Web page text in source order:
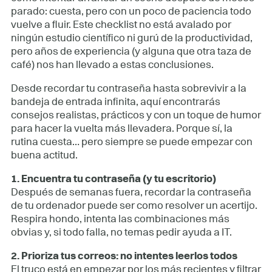
parado: cuesta, pero con un poco de paciencia todo
vuelve a fluir. Este checklist no está avalado por
ningún estudio científico ni gurú de la productividad,
pero años de experiencia (y alguna que otra taza de
café) nos han llevado a estas conclusiones.
Desde recordar tu contraseña hasta sobrevivir a la
bandeja de entrada infinita, aquí encontrarás
consejos realistas, prácticos y con un toque de humor
para hacer la vuelta más llevadera. Porque sí, la
rutina cuesta… pero siempre se puede empezar con
buena actitud.
1. Encuentra tu contraseña (y tu escritorio)
Después de semanas fuera, recordar la contraseña
de tu ordenador puede ser como resolver un acertijo.
Respira hondo, intenta las combinaciones más
obvias y, si todo falla, no temas pedir ayuda a IT.
2. Prioriza tus correos: no intentes leerlos todos
El truco está en empezar por los más recientes y filtrar